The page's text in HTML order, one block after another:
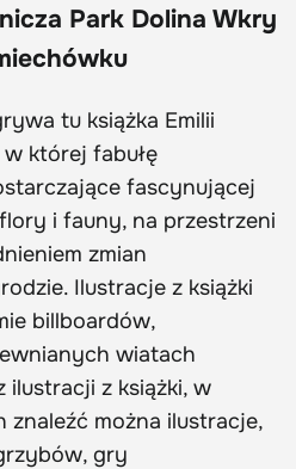
Park Dolina Wkry
tu książka Emilii
w której fabułę
fascynującej
i fauny, na przestrzeni
zmian
Ilustracje z książki
billboardów,
wiatach
z książki, w
można ilustracje,
gry